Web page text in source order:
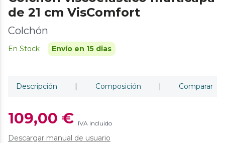
de 21 cm VisComfort
Colchón
En Stock Envío en 15 dias
Descripción | Composición | Comparar
109,00 € IVA incluido
Descargar manual de usuario